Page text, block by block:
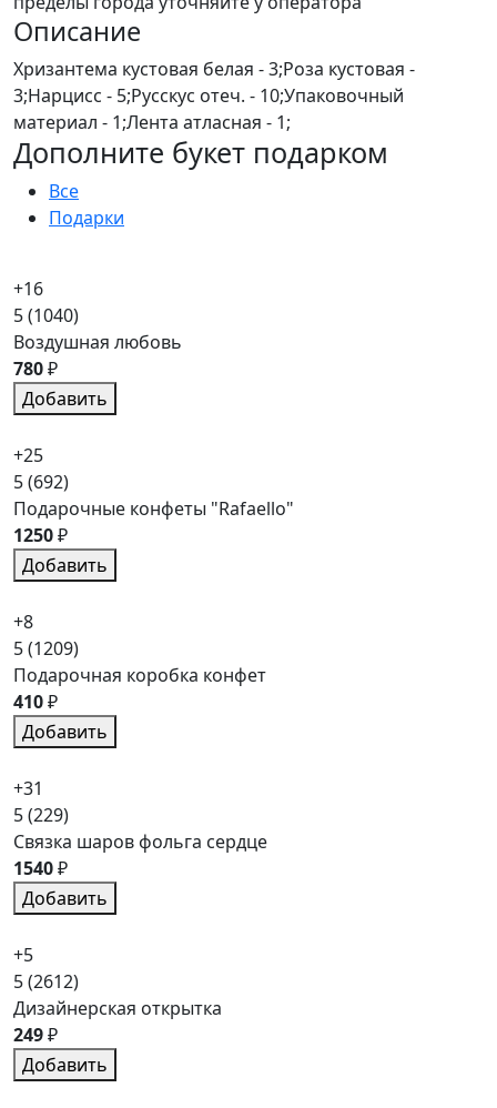
Описание
Хризантема кустовая белая - 3;Роза кустовая -
3;Нарцисс - 5;Русскус отеч. - 10;Упаковочный
материал - 1;Лента атласная - 1;
Дополните букет подарком
Все
Подарки
+16
5(1040)
Воздушная любовь
780₽
Добавить
+25
5(692)
Подарочные конфеты "Rafaello"
1250₽
Добавить
+8
5(1209)
Подарочная коробка конфет
410₽
Добавить
+31
5(229)
Связка шаров фольга сердце
1540₽
Добавить
+5
5(2612)
Дизайнерская открытка
249₽
Добавить